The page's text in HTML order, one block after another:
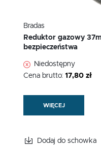
Bradas
Reduktor gazowy
bezpieczeństwa
Niedostępny
Cena brutto: 17,80 zł
WIĘCEJ
Dodaj do schowka